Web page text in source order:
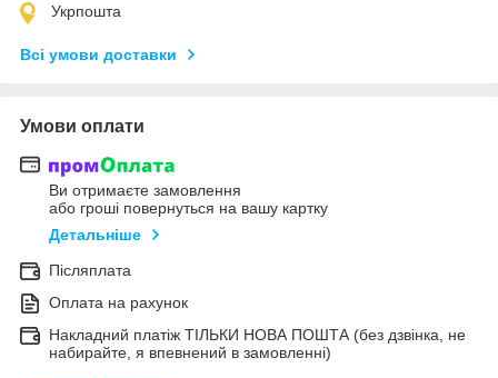
Укрпошта
Всі умови доставки
Умови оплати
Ви отримаєте замовлення
або гроші повернуться на вашу картку
Детальніше
Післяплата
Оплата на рахунок
Накладний платіж ТІЛЬКИ НОВА ПОШТА (без дзвінка, не
набирайте, я впевнений в замовленні)